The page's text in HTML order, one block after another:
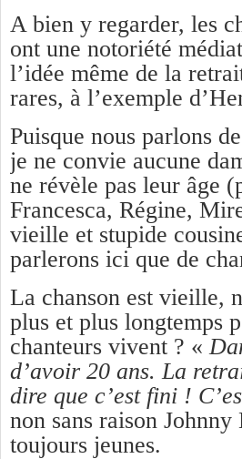
A bien y regarder, les
ont une notoriété
l’idée même de la
rares, à l’exemple
Puisque nous parlons
je ne convie aucune
ne révèle pas leur âge
Francesca, Régine,
vieille et stupide
parlerons ici que de
La chanson est vieille,
plus et plus longtemps
chanteurs vivent ? «
d’avoir 20 ans. La
dire que c’est fini !
non sans raison
toujours jeunes.